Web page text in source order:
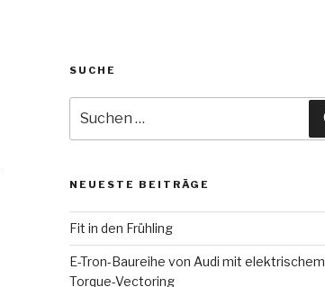
SUCHE
nach:
NEUESTE BEITRÄGE
Fit in den Frühling
E-Tron-Baureihe von Audi mit elektrischem
Torque-Vectoring